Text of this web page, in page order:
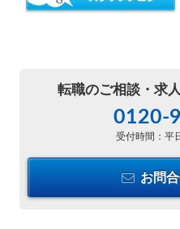
転職のご相談・ 求
0120-
受付時間：平
お問